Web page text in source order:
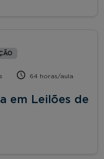
64 horas/aula
em Leilões de